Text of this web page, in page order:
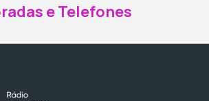
e Telefones